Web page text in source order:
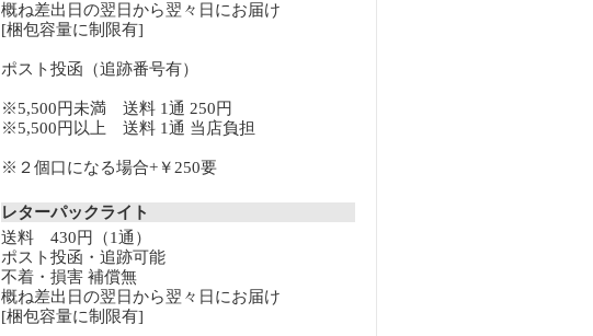
概ね差出日の翌日から翌々日にお届け
[梱包容量に制限有]
ポスト投函（追跡番号有）
※5,500円未満 送料 1通 250円
※5,500円以上 送料 1通 当店負担
※２個口になる場合+￥250要
レターパックライト
送料 430円（1通）
ポスト投函・追跡可能
不着・損害 補償無
概ね差出日の翌日から翌々日にお届け
[梱包容量に制限有]